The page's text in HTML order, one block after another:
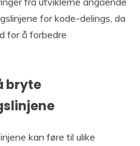
for kode-delings, da
for å forbedre
bryte
kan føre til ulike